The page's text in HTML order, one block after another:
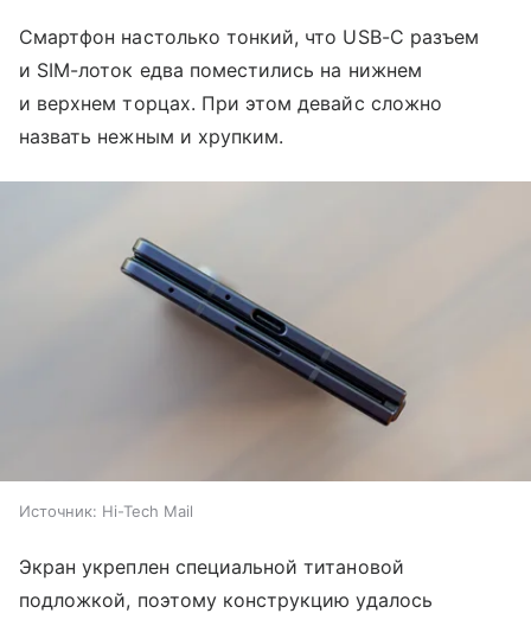
Смартфон настолько тонкий, что USB-C разъем
и SIM-лоток едва поместились на нижнем
и верхнем торцах. При этом девайс сложно
назвать нежным и хрупким.
Источник: Hi-Tech Mail
Экран укреплен специальной титановой
подложкой, поэтому конструкцию удалось